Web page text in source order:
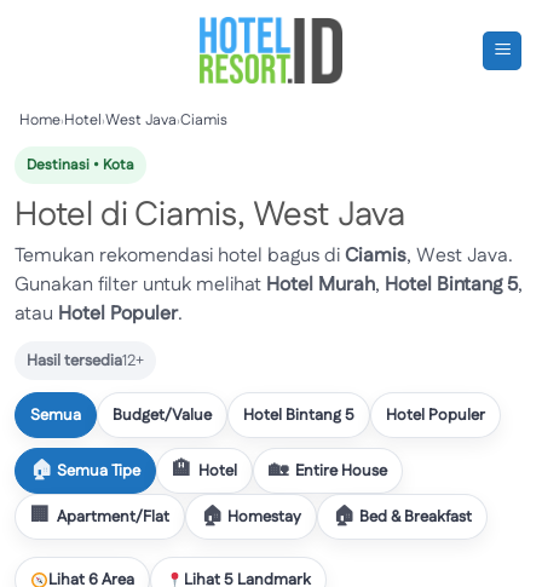
Home›Hotel›West Java›Ciamis
Destinasi • Kota
Hotel di Ciamis, West Java
Temukan rekomendasi hotel bagus diCiamis, West Java.
Gunakan filter untuk melihat Hotel Murah, Hotel Bintang 5,
atau Hotel Populer.
Hasil tersedia12+
Semua Budget/Value Hotel Bintang 5 Hotel Populer
Semua Tipe Hotel Entire House
Apartment/Flat Homestay Bed & Breakfast
Lihat 6 Area Lihat 5 Landmark